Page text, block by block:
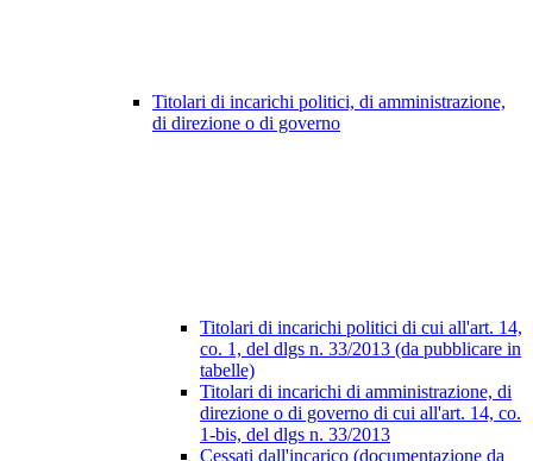
Titolari di incarichi politici, di amministrazione,
di direzione o di governo
Titolari di incarichi politici di cui all'art. 14,
co. 1, del dlgs n. 33/2013 (da pubblicare in
tabelle)
Titolari di incarichi di amministrazione, di
direzione o di governo di cui all'art. 14, co.
1-bis, del dlgs n. 33/2013
Cessati dall'incarico (documentazione da